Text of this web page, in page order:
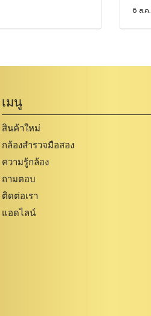
6 ส.ค
เมนู
สินค้าใหม่
กล้องสำรวจมือสอง
ความรู้กล้อง
ถามตอบ
ติดต่อเรา
แอดไลน์